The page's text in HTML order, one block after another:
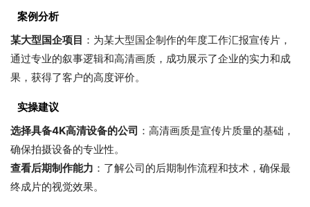
案例分析
某大型国企项目 ：为某大型国企制作的年度工作汇报宣传片，
通过专业的叙事逻辑和高清画质，成功展示了企业的实力和成
果，获得了客户的高度评价。
实操建议
选择具备4K高清设备的公司 ：高清画质是宣传片质量的基础，
确保拍摄设备的专业性。
查看后期制作能力 ：了解公司的后期制作流程和技术，确保最
终成片的视觉效果。